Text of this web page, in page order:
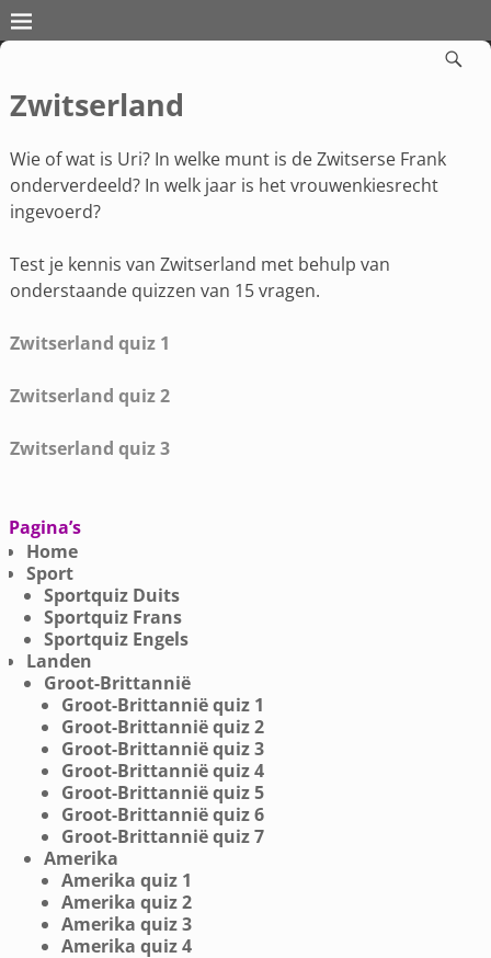
Zwitserland
Wie of wat is Uri? In welke munt is de Zwitserse Frank
onderverdeeld? In welk jaar is het vrouwenkiesrecht
ingevoerd?
Test je kennis van Zwitserland met behulp van
onderstaande quizzen van 15 vragen.
Zwitserland quiz 1
Zwitserland quiz 2
Zwitserland quiz 3
Pagina’s
Home
Sport
Sportquiz Duits
Sportquiz Frans
Sportquiz Engels
Landen
Groot-Brittannië
Groot-Brittannië quiz 1
Groot-Brittannië quiz 2
Groot-Brittannië quiz 3
Groot-Brittannië quiz 4
Groot-Brittannië quiz 5
Groot-Brittannië quiz 6
Groot-Brittannië quiz 7
Amerika
Amerika quiz 1
Amerika quiz 2
Amerika quiz 3
Amerika quiz 4